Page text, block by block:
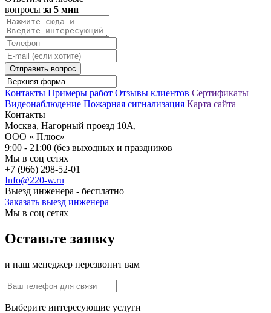
вопросы за 5 мин
Отправить вопрос
Контакты Примеры работ Отзывы клиентов Сертификаты
Видеонаблюдение Пожарная сигнализация Карта сайта
Контакты
Москва, Нагорный проезд 10А,
ООО « Плюс»
9:00 - 21:00 (без выходных и праздников
Мы в соц сетях
+7 (966) 298-52-01
Info@220-w.ru
Выезд инженера - бесплатно
Заказать выезд инженера
Мы в соц сетях
Оставьте заявку
и наш менеджер перезвонит вам
Выберите интересующие услуги